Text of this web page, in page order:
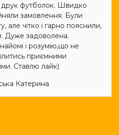
футболок. Швидко
замовлення. Були
але чітко і гарно пояснили,
Дуже задоволена.
і розумію,що не
приємними
Ставлю лайк)
Катерина